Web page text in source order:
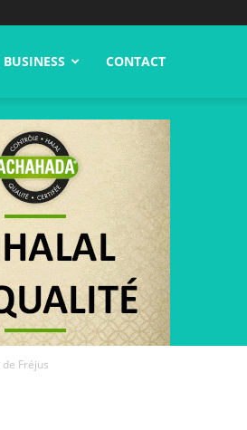
BUSINESS CONTACT
Fréjus